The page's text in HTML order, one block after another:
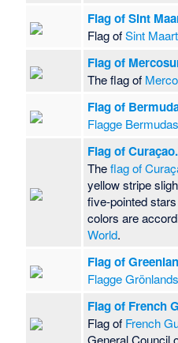
Flag of Sint
Flag ofSint
Flag of
The flag of
Flag of
Flagge Bermudas
Flag of
Theflag of
yellow stripe
five-pointed
colors are
World.
Flag of
Flagge Grönlands
Flag of French
Flag of French
General Council